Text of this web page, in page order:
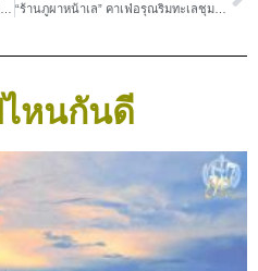
“ร้านภูผาหน้าเล” คาเฟ่อรุณริมทะเลชุมพรสุดเฟรชชี่
หนกันดี